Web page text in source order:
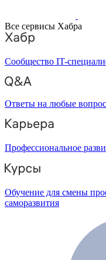
Все сервисы Хабра
Сообщество IT-
Ответы на любые
Профессиональное
Обучение для смены
саморазвития